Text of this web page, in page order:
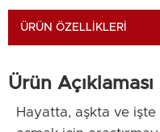
ÜRÜN ÖZELLIKLERI
Ürün Açıklaması
Hayatta, aşkta ve